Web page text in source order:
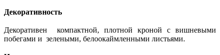
Декоративность
Декоративен компактной, плотной кроной с вишневыми
побегами и зелеными, белоокаймленными листьями.